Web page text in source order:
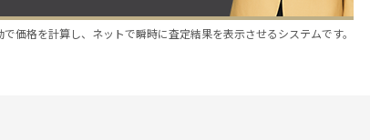
価格を計算し、ネットで瞬時に査定結果を表示させるシステムです。